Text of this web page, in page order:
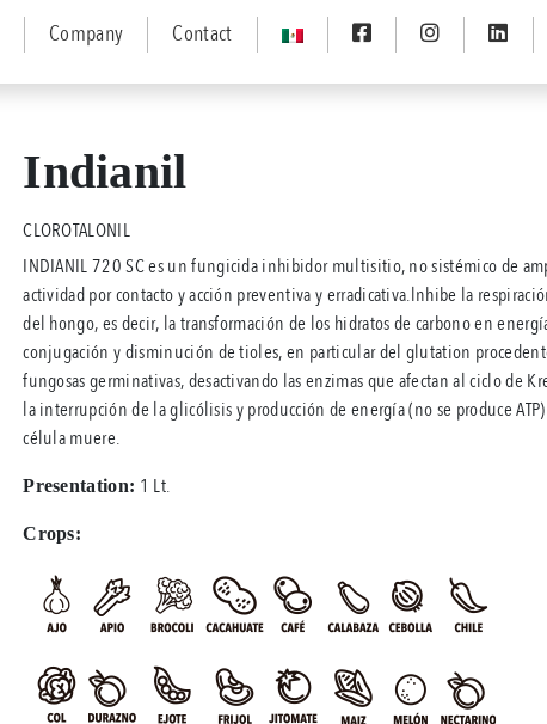
Company Contact
Indianil
CLOROTALONIL
INDIANIL 720 SC es un fungicida inhibidor multisitio, no sistémico de
actividad por contacto y acción preventiva y erradicativa.lnhibe la
del hongo, es decir, la transformación de los hidratos de carbono en
conjugación y disminución de tioles, en particular del glutation
fungosas germinativas, desactivando las enzimas que afectan al ciclo de
la interrupción de la glicólisis y producción de energía (no se produce
célula muere.
Presentation: 1 Lt.
Crops: